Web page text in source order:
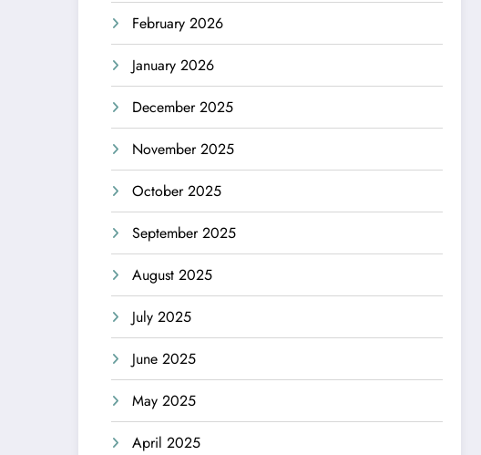
February 2026
January 2026
December 2025
November 2025
October 2025
September 2025
August 2025
July 2025
June 2025
May 2025
April 2025